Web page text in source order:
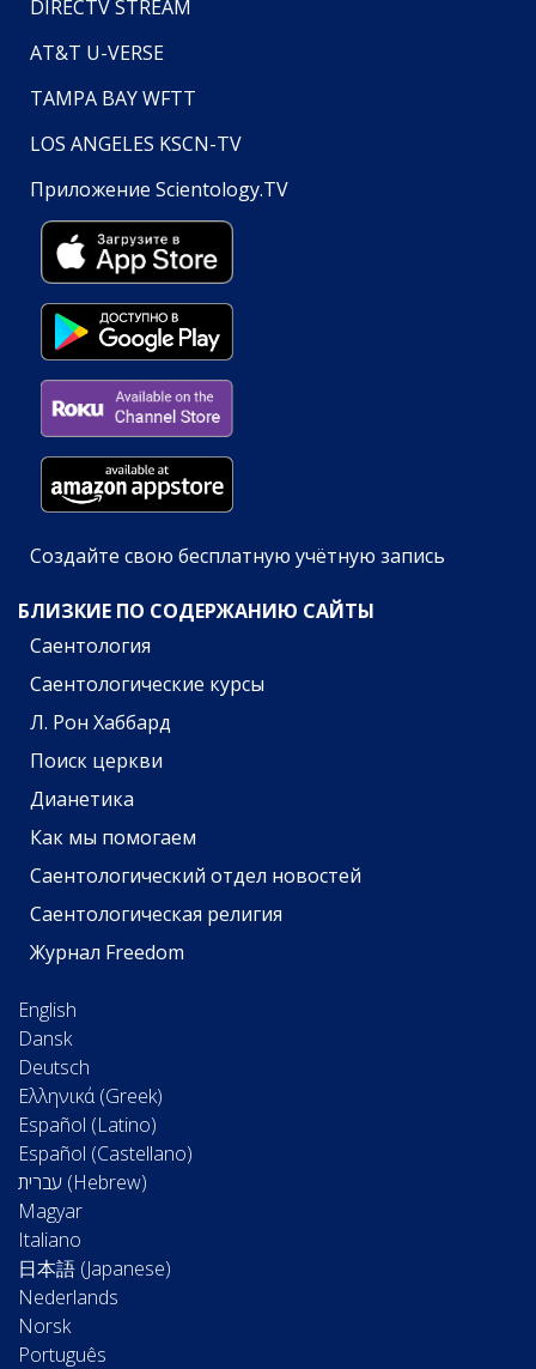
DIRECTV STREAM
AT&T U-VERSE
TAMPA BAY WFTT
LOS ANGELES KSCN-TV
Приложение Scientology.TV
Создайте свою бесплатную учётную запись
БЛИЗКИЕ ПО СОДЕРЖАНИЮ САЙТЫ
Саентология
Саентологические курсы
Л. Рон Хаббард
Поиск церкви
Дианетика
Как мы помогаем
Саентологический отдел новостей
Саентологическая религия
Журнал Freedom
English
Dansk
Deutsch
Ελληνικά (Greek)
Español (Latino)
Español (Castellano)
Magyar
Italiano
日本語 (Japanese)
Nederlands
Norsk
Português